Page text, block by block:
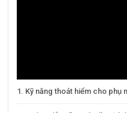
1. Kỹ năng thoát hiểm cho phụ